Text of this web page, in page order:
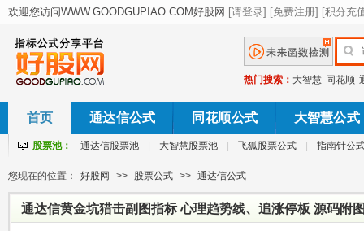
热门搜索： 大智慧 同花顺
首页 通达信公式 同花顺公式 大智慧公式
股票池： 通达信股票池 大智慧股票池 飞狐股票公式 指南针公
您现在的位置： 好股网 >> 股票公式 >> 通达信公式
通达信黄金坑猎击副图指标 心理趋势线、追涨停板 源码附